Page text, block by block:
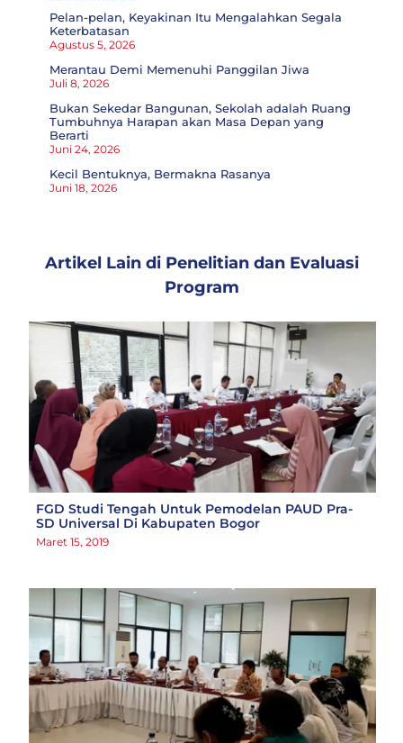
Pelan-pelan, Keyakinan Itu Mengalahkan Segala
Keterbatasan
Agustus 5, 2026
Merantau Demi Memenuhi Panggilan Jiwa
Juli 8, 2026
Bukan Sekedar Bangunan, Sekolah adalah Ruang
Tumbuhnya Harapan akan Masa Depan yang
Berarti
Juni 24, 2026
Kecil Bentuknya, Bermakna Rasanya
Juni 18, 2026
Artikel Lain di Penelitian dan Evaluasi
Program
FGD Studi Tengah Untuk Pemodelan PAUD Pra-
SD Universal Di Kabupaten Bogor
Maret 15, 2019